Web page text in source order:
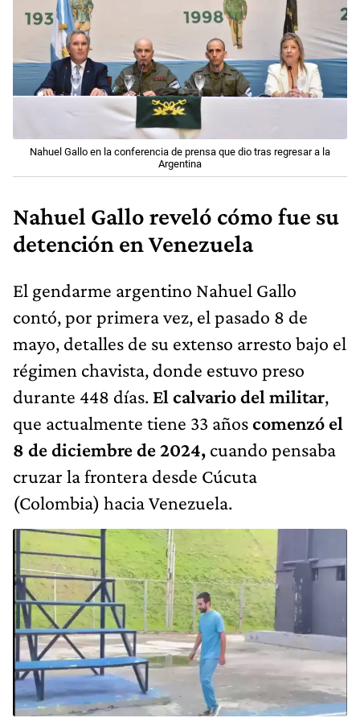
Nahuel Gallo en la conferencia de prensa que dio tras regresar a la
Argentina
Nahuel Gallo reveló cómo fue su
detención en Venezuela
El gendarme argentino Nahuel Gallo
contó, por primera vez, el pasado 8 de
mayo, detalles de su extenso arresto bajo el
régimen chavista, donde estuvo preso
durante 448 días. El calvario del militar,
que actualmente tiene 33 añoscomenzó el
8 de diciembre de 2024, cuando pensaba
cruzar la frontera desde Cúcuta
(Colombia) hacia Venezuela.